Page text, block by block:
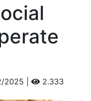
2025 | 2.333